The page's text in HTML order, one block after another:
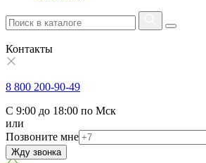
Контакты
8 800 200-90-49
С 9:00 до 18:00 по Мск
или
Позвоните мне
Жду звонка